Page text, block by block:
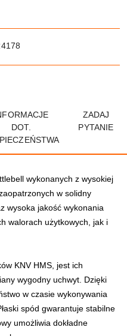
DOT.
ZADAJ
PYTANIE
wykonanych z wysokiej
w solidny
wysoka jakość wykonania
walorach użytkowych, jak i
KNV HMS, jest ich
wygodny uchwyt. Dzięki
w czasie wykonywania
spód gwarantuje stabilne
umożliwia dokładne